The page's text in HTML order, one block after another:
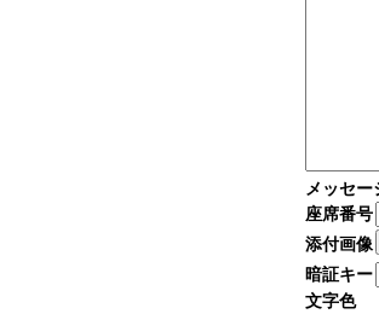
メッセ
座席番号
添付画像
暗証キー
文字色